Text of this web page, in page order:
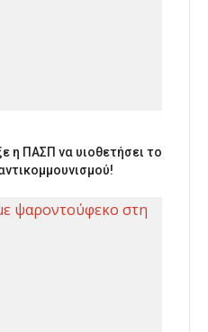
η ΠΑΣΠ να υιοθετήσει το